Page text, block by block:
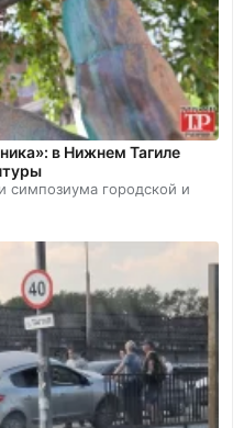
в Нижнем Тагиле
симпозиума городской и